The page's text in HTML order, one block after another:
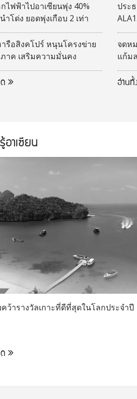
ไฟฟ้าไปอาเซียนพุ่ง 40%
ำโด่ง ยอดพุ่งเกือบ 2 เท่า
รือสิงคโปร์ หนุนโครงข่าย
าค เสริมความมั่นคง
ประ
เศร
จดห
แก้ม
11 ม
อ่าน
อาเซียน
คว้ารางวัลเกาะที่ดีที่สุดในโลกประจำปี